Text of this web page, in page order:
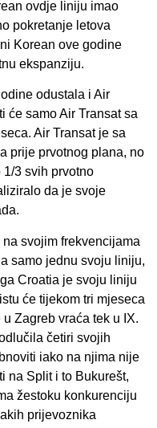
ovdje liniju imao
pokretanje letova
Korean ove godine
ekspanziju.
odustala i Air
će samo Air Transat sa
Air Transat je sa
prije prvotnog plana, no
1/3 svih prvotno
da je svoje
svojim frekvencijama
samo jednu svoju liniju,
Croatia je svoju liniju
će tijekom tri mjeseca
Zagreb vraća tek u IX.
četiri svojih
iako na njima nije
na Split i to Bukurešt,
žestoku konkurenciju
prijevoznika